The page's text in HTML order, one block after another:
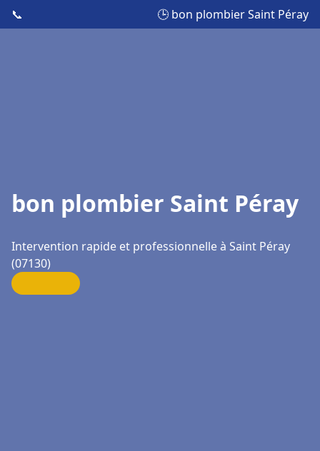
📞 🕒 bon plombier Saint Péray
bon plombier Saint Péray
Intervention rapide et professionnelle à Saint Péray
(07130)